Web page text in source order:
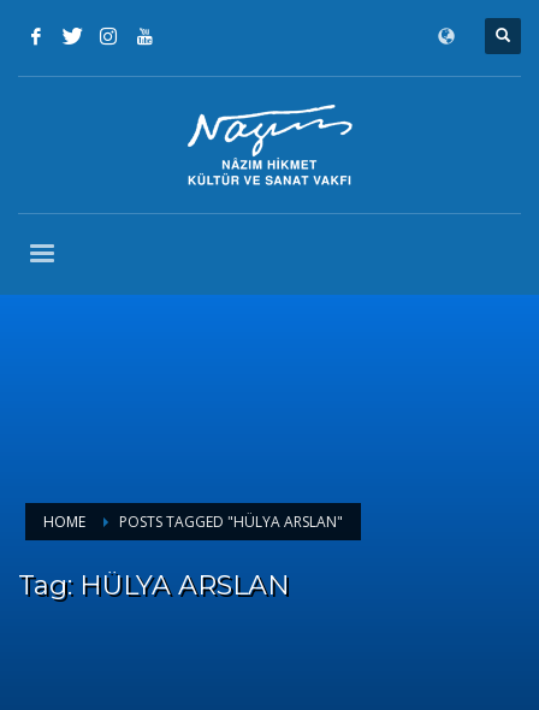
HOME POSTS TAGGED "HÜLYA ARSLAN"
Tag: HÜLYA ARSLAN